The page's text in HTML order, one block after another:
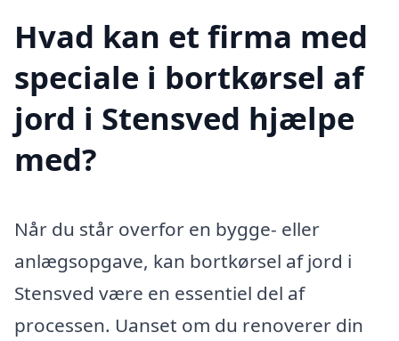
Hvad kan et firma med
speciale i bortkørsel af
jord i Stensved hjælpe
med?
Når du står overfor en bygge- eller
anlægsopgave, kan bortkørsel af jord i
Stensved være en essentiel del af
processen. Uanset om du renoverer din